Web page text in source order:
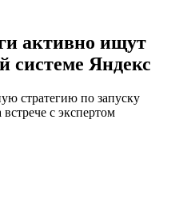
активно ищут
системе Яндекс
стратегию по запуску
с экспертом